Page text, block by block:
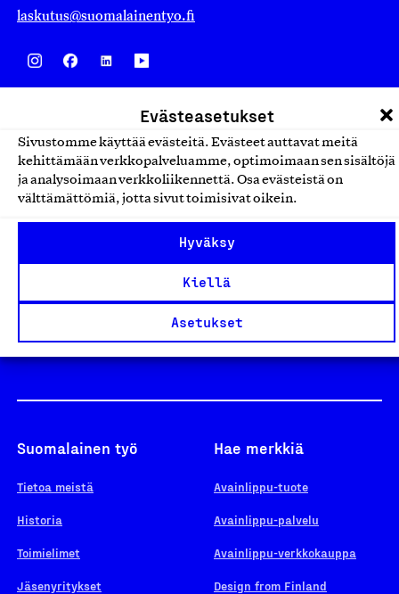
Evästeasetukset
Sivustomme käyttää evästeitä. Evästeet auttavat meitä
kehittämään verkkopalveluamme, optimoimaan sen sisältöjä
ja analysoimaan verkkoliikennettä. Osa evästeistä on
välttämättömiä, jotta sivut toimisivat oikein.
Hyväksy
Kiellä
Asetukset
laskutus@suomalainentyo.fi
Design From Finland
Yhteiskunnallinen Yritys -merkki
Suomalainen työ
Tietoa meistä
Historia
Toimielimet
Jäsenyritykset
Hae merkkiä
Avainlippu-tuote
Avainlippu-palvelu
Avainlippu-verkkokauppa
Design from Finland